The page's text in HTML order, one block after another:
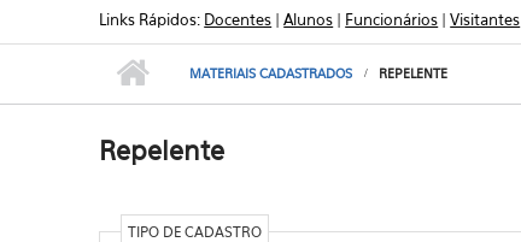
Links Rápidos: Docentes |Alunos | Funcionários |Visitantes
MATERIAIS CADASTRADOS REPELENTE
Repelente
TIPO DE CADASTRO